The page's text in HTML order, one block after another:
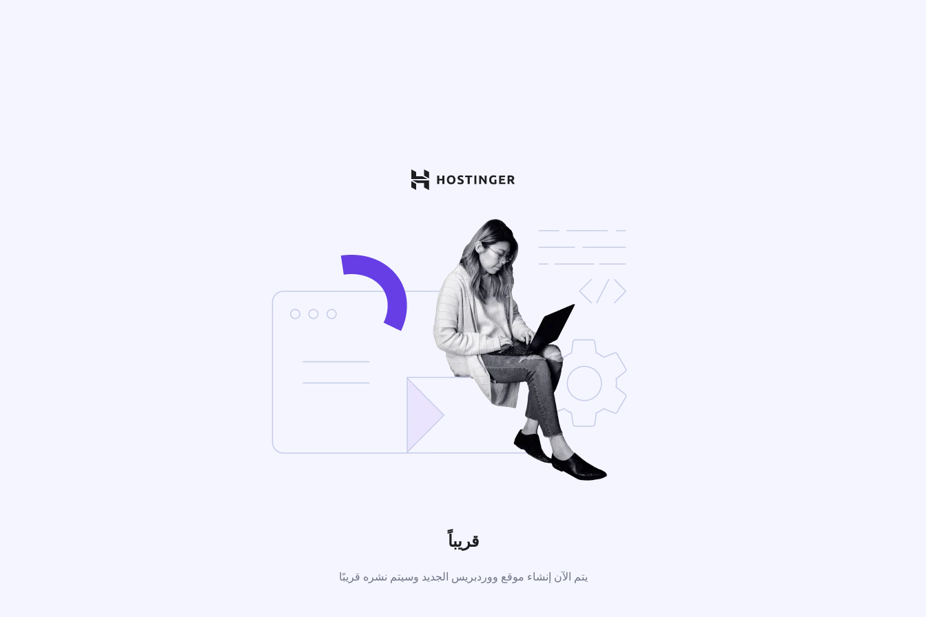
قريباً
يتم الآن إنشاء موقع ووردبريس الجديد وسيتم نشره قريبًا